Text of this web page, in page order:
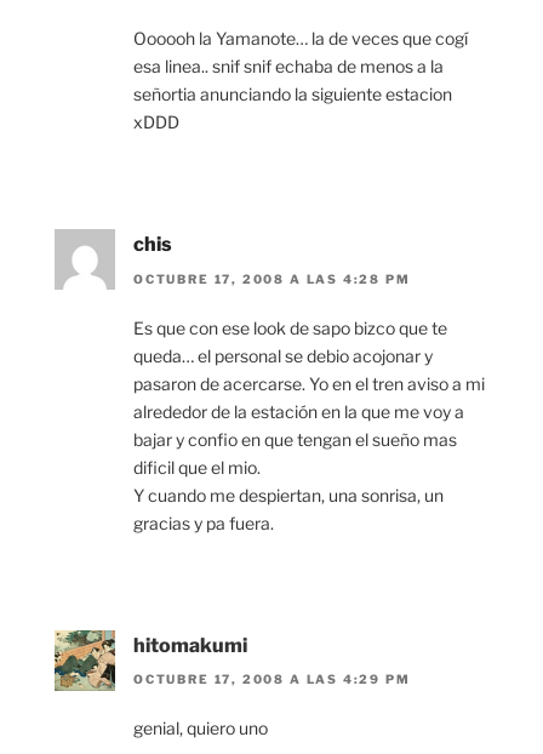
Oooooh la Yamanote… la de veces que cogí
esa linea.. snif snif echaba de menos a la
señortia anunciando la siguiente estacion
xDDD
chis
OCTUBRE 17, 2008 A LAS 4:28 PM
Es que con ese look de sapo bizco que te
queda… el personal se debio acojonar y
pasaron de acercarse. Yo en el tren aviso a mi
alrededor de la estación en la que me voy a
bajar y confio en que tengan el sueño mas
dificil que el mio.
Y cuando me despiertan, una sonrisa, un
gracias y pa fuera.
hitomakumi
OCTUBRE 17, 2008 A LAS 4:29 PM
genial, quiero uno